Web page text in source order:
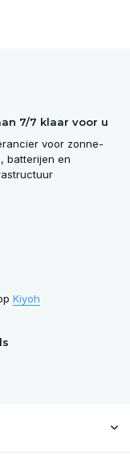
7/7 klaar voor u
voor zonne-
batterijen en
Kiyoh